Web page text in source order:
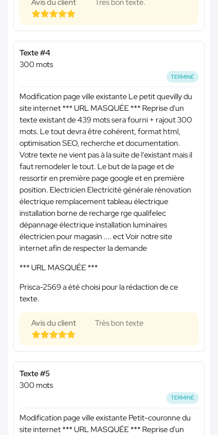
Avis du client Très bon texte.
Texte #4
300 mots
TERMINÉ
Modification page ville existante Le petit quevilly du
site internet*** URL MASQUÉE *** Reprise d'un
texte existant de 439 mots sera fourni + rajout 300
mots. Le tout devra être cohérent, format html,
optimisation SEO, recherche et documentation.
Votre texte ne vient pas à la suite de l'existant mais il
faut remodeler le tout. Le but de la page et de
ressortir en première page google et en première
position. Electricien Electricité générale rénovation
électrique remplacement tableau électrique
installation borne de recharge rge qualifelec
dépannage électrique installation luminaires
électricien pour magasin .... ect Voir notre site
internet afin de respecter la demande
*** URL MASQUÉE ***
Prisca-2569 a été choisi pour la rédaction de ce
texte.
Avis du client Très bon texte
Texte #5
300 mots
TERMINÉ
Modification page ville existante Petit-couronne du
site internet*** URL MASQUÉE *** Reprise d'un